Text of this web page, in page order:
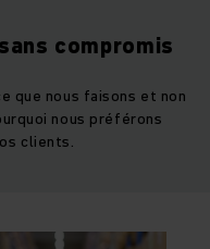
compromis
que nous faisons et non
nous préférons
clients.